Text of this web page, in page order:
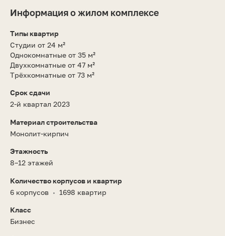
Информация о жилом комплексе
Типы квартир
Студии от 24 м²
Однокомнатные от 35 м²
Двухкомнатные от 47 м²
Трёхкомнатные от 73 м²
Срок сдачи
2-й квартал 2023
Материал строительства
Монолит-кирпич
Этажность
8–12 этажей
Количество корпусов и квартир
6 корпусов • 1698 квартир
Класс
Бизнес